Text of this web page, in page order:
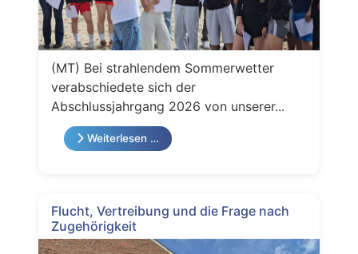
(MT) Bei strahlendem Sommerwetter
verabschiedete sich der
Abschlussjahrgang 2026 von unserer...
Weiterlesen …
Flucht, Vertreibung und die Frage nach
Zugehörigkeit